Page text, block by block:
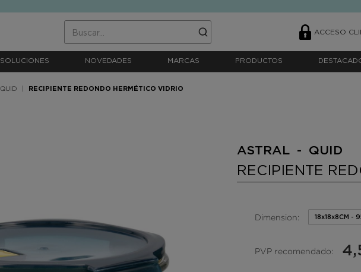
ACCESO
SOLUCIONES NOVEDADES MARCAS PRODUCTOS
QUID RECIPIENTE REDONDO HERMÉTICO VIDRIO
ASTRAL - QUID
RECIPIENTE
Dimension: 18x18x8CM -
PVP recomendado: